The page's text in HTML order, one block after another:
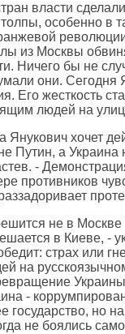
власти
особенно в
из Москвы
Ничего бы не
они. Сегодня
Его жесткость
людей на
Янукович хочет
Путин, а Украина
-
противников
не в
в Киеве, -
страх или
на
-
государство, но
не боялись